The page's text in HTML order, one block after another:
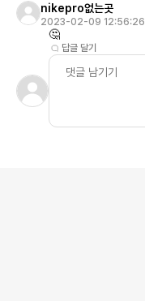
nikepro없는곳
2023-02-09 12:56:26
🤔
답글 달기